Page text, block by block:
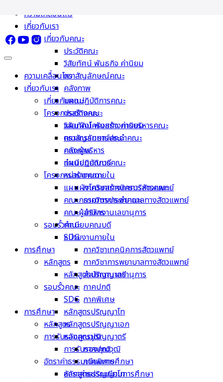
Skip
content
ความเคลื่อนไหว
เกี่ยวกับเรา
เกี่ยวกับคณะ
ประวัติคณะ
วิสัยทัศน์ พันธกิจ ค่านิยม
ตราสัญลักษณ์คณะ
คลังภาพ
แผนปฏิบัติการคณะ
โครงการสร้างคณะ
แผนผังโครงสร้างการบริหารคณะ
คณะกรรมการประจำคณะ
คณะผู้บริหาร
ทำเนียบคณบดี
หน่วยงานภายใน
ภาควิชาเทคนิคการสัตวแพทย์
ภาควิชาการพยาบาลทางสัตวแพทย์
สำนักงานเลขานุการ
รอบรั้วคณะ
SDG
การศึกษา
หลักสูตร
หลักสูตรปริญญาตรี
ภาคปกติ
ภาคพิเศษ
หลักสูตรปริญญาโท
ความเคลื่อนไหว
เกี่ยวกับเรา
เกี่ยวกับคณะ
ประวัติคณะ
วิสัยทัศน์ พันธกิจ ค่านิยม
ตราสัญลักษณ์คณะ
คลังภาพ
แผนปฏิบัติการคณะ
โครงการสร้างคณะ
แผนผังโครงสร้างการบริหารคณะ
คณะกรรมการประจำคณะ
คณะผู้บริหาร
ทำเนียบคณบดี
หน่วยงานภายใน
ภาควิชาเทคนิคการสัตวแพทย์
ภาควิชาการพยาบาลทางสัตวแพทย์
สำนักงานเลขานุการ
รอบรั้วคณะ
SDG
การศึกษา
หลักสูตร
หลักสูตรปริญญาตรี
ภาคปกติ
ภาคพิเศษ
หลักสูตรปริญญาโท
หลักสูตรปริญญาเอก
การรับรองคุณวุฒิ
การรับรองคุณวุฒิ
อัตราค่าธรรมเนียมการศึกษา
อัตราค่าธรรมเนียมการศึกษา